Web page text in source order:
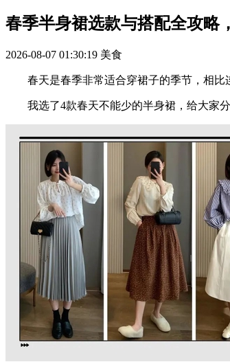
春季半身裙选款与搭配全攻略
2026-08-07 01:30:19 美食
春天是春季非常适合穿裙子的季节，相比
我选了4款春天不能少的半身裙，给大家分